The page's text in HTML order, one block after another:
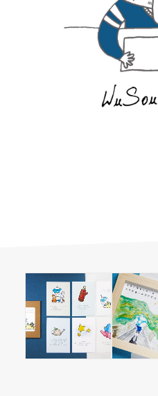
Wusoul 胡鬚
Wusoul 胡鬚
Wusoul 胡鬚
Wusoul 胡鬚